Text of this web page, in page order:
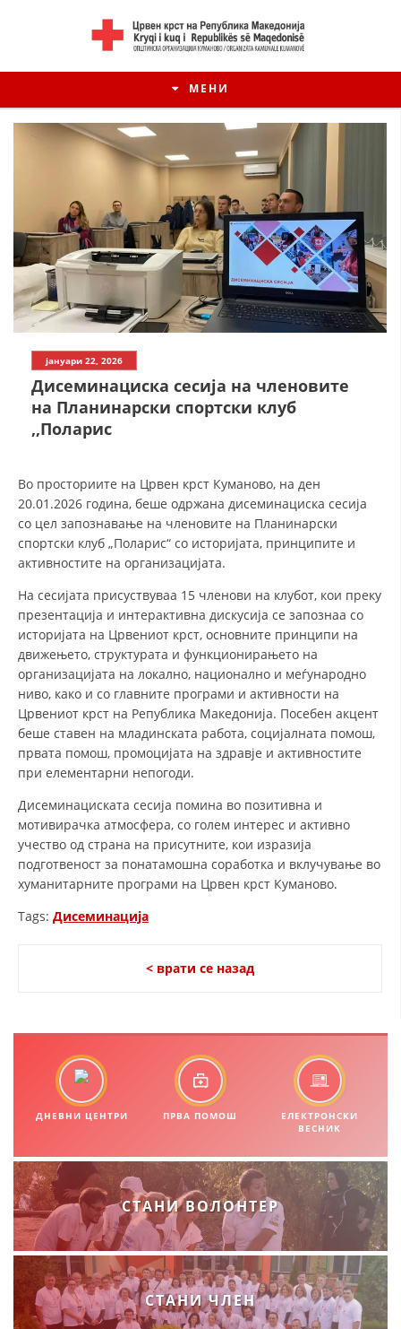
МЕНИ
ИСТОРИЈАТ НА ЦКРМ
ИСТОРИЈАТ НА ДВИЖЕЊЕТО
СТРУКТУРА И ОРГАНИЗАЦИОНА ПОСТАВЕНОСТ – ОПШТИНСКА
ОРГАНИЗАЦИЈА КУМАНОВО
ЗАКОН ЗА ЦКРМ
СТАТУТ НА ЦКРМ
ОРГАНИЗАЦИЈА И РАЗВОЈ
СОБРАНИЕ
СТРУКТУРА И ОРГАНИЗАЦИОНА ПОСТАВЕНОСТ
ДИСЕМИНАЦИЈА
ПРОМОЦИЈА НА ХУМАНИ ВРЕДНОСТИ
КАКО ДА ДОНИРАТЕ
ОДНОСИ СО ЈАВНОСТ
ДОГОВОРИ
ЗНАЧЕЊЕ НА СЛУЖБАТА ЗА БАРАЊЕ
ФОРМУЛАРИ ЗА БАРАЊА
ЗДРАВСТВЕНО ПРЕВЕНТИВНА ДЕЈНОСТ
ПРВА ПОМОШ
јануари 22, 2026
Дисеминациска сесија на членовите
на Планинарски спортски клуб
,,Поларис
Во просториите на Црвен крст Куманово, на ден
20.01.2026 година, беше одржана дисеминациска сесија
со цел запознавање на членовите на Планинарски
спортски клуб „Поларис“ со историјата, принципите и
активностите на организацијата.
На сесијата присуствуваа 15 членови на клубот, кои преку
презентација и интерактивна дискусија се запознаа со
историјата на Црвениот крст, основните принципи на
движењето, структурата и функционирањето на
организацијата на локално, национално и меѓународно
ниво, како и со главните програми и активности на
Црвениот крст на Република Македонија. Посебен акцент
беше ставен на младинската работа, социјалната помош,
првата помош, промоцијата на здравје и активностите
при елементарни непогоди.
Дисеминациската сесија помина во позитивна и
мотивирачка атмосфера, со голем интерес и активно
учество од страна на присутните, кои изразија
подготвеност за понатамошна соработка и вклучување во
хуманитарните програми на Црвен крст Куманово.
Tags: Дисеминација
< врати се назад
ДНЕВНИ ЦЕНТРИ ПРВА ПОМОШ
ЕЛЕКТРОНСКИ
ВЕСНИК
СТАНИ ВОЛОНТЕР
СТАНИ ЧЛЕН